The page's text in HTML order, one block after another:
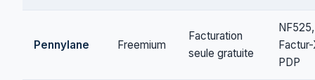
Pennylane Freemium
Facturation
seule gratuite
NF525,
PDP